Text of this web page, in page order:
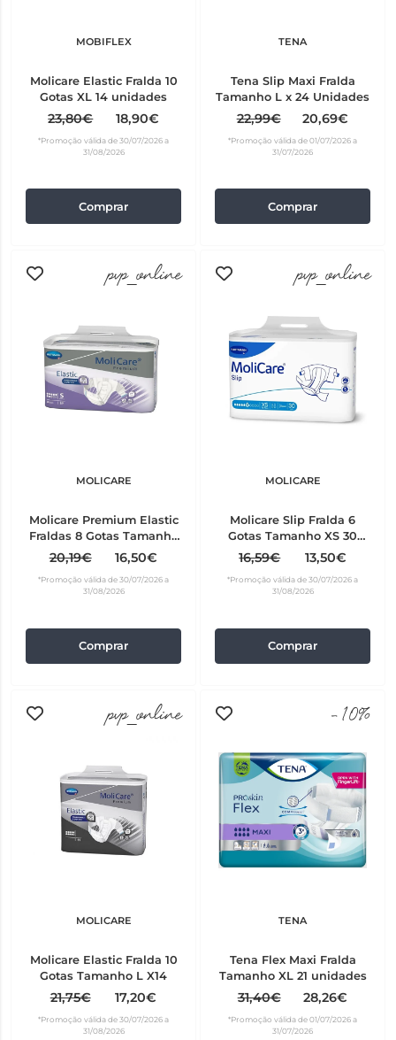
MOBIFLEX
Molicare Elastic Fralda 10
Gotas XL 14 unidades
23,80€ 18,90€
*Promoção válida de 30/07/2026 a
31/08/2026
Comprar
TENA
Tena Slip Maxi Fralda
Tamanho L x 24 Unidades
22,99€ 20,69€
*Promoção válida de 01/07/2026 a
31/07/2026
Comprar
pvp_online
MOLICARE
Molicare Premium Elastic
Fraldas 8 Gotas Tamanho
S 26 unidades
20,19€ 16,50€
*Promoção válida de 30/07/2026 a
31/08/2026
Comprar
pvp_online
MOLICARE
Molicare Slip Fralda 6
Gotas Tamanho XS 30
unidades
16,59€ 13,50€
*Promoção válida de 30/07/2026 a
31/08/2026
Comprar
pvp_online
MOLICARE
Molicare Elastic Fralda 10
Gotas Tamanho L X14
21,75€ 17,20€
*Promoção válida de 30/07/2026 a
31/08/2026
-10%
TENA
Tena Flex Maxi Fralda
Tamanho XL 21 unidades
31,40€ 28,26€
*Promoção válida de 01/07/2026 a
31/07/2026